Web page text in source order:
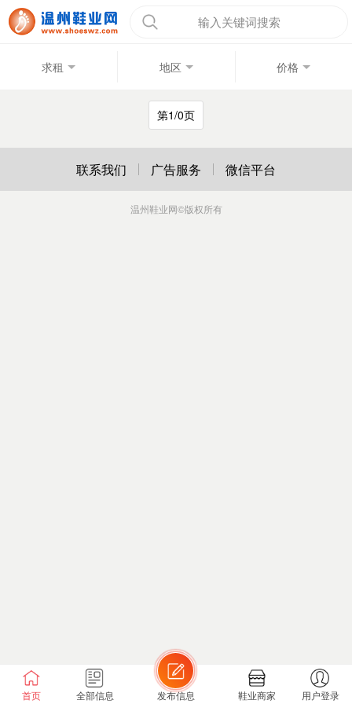
输入关键词搜索
求租 地区 价格
第1/0页
首页 全部信息 发布信息 鞋业商家 用户登录
联系我们 广告服务 微信平台
温州鞋业网©版权所有